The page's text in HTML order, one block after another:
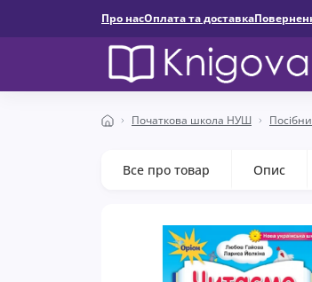
Про насОплата та доставка
Початкова школа НУШ
Все про товар Опис